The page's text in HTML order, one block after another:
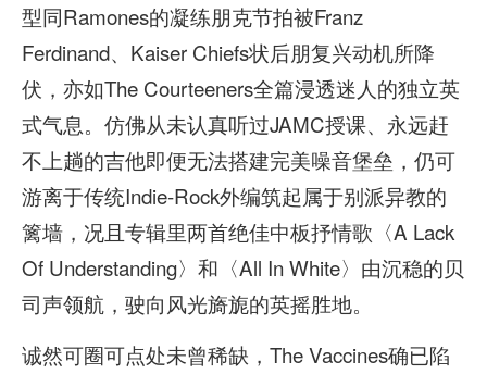
型同Ramones的凝练朋克节拍被Franz
Ferdinand、Kaiser Chiefs状后朋复兴动机所降
伏，亦如The Courteeners全篇浸透迷人的独立英
式气息。仿佛从未认真听过JAMC授课、永远赶
不上趟的吉他即便无法搭建完美噪音堡垒，仍可
游离于传统Indie-Rock外编筑起属于别派异教的
篱墙，况且专辑里两首绝佳中板抒情歌〈A Lack
Of Understanding〉和〈All In White〉由沉稳的贝
司声领航，驶向风光旖旎的英摇胜地。
诚然可圈可点处未曾稀缺，The Vaccines确已陷